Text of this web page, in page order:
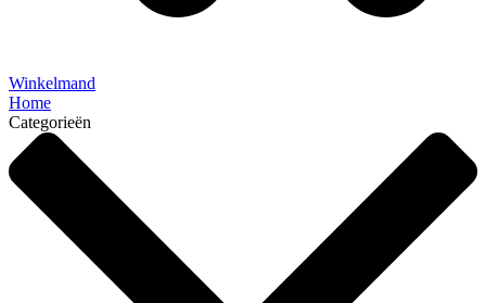
Winkelmand
Home
Categorieën